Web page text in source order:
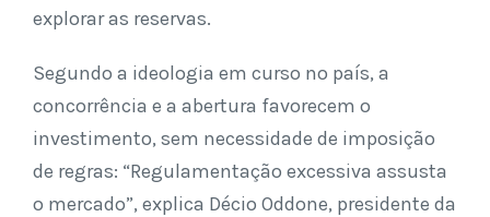
explorar as reservas.
Segundo a ideologia em curso no país, a
concorrência e a abertura favorecem o
investimento, sem necessidade de imposição
de regras: “Regulamentação excessiva assusta
o mercado”, explica Décio Oddone, presidente da